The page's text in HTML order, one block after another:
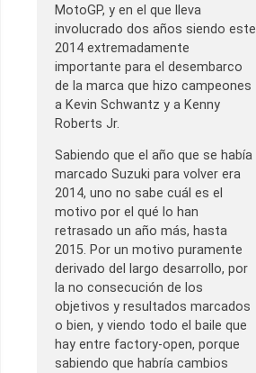
MotoGP, y en el que lleva
involucrado dos años siendo este
2014 extremadamente
importante para el desembarco
de la marca que hizo campeones
a Kevin Schwantz y a Kenny
Roberts Jr.
Sabiendo que el año que se había
marcado Suzuki para volver era
2014, uno no sabe cuál es el
motivo por el qué lo han
retrasado un año más, hasta
2015. Por un motivo puramente
derivado del largo desarrollo, por
la no consecución de los
objetivos y resultados marcados
o bien, y viendo todo el baile que
hay entre factory-open, porque
sabiendo que habría cambios